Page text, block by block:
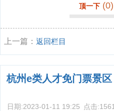
顶一下 (0)
上一篇： 返回栏目
杭州e类人才免门票景区
日期:2023-01-11 19:25 点击:1561